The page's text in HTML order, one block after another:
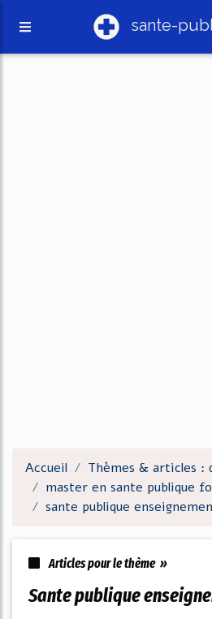
sante-
Accueil
Thèmes & articles :
master en sante publique
sante publique
Articles pour le thème »
sante publique